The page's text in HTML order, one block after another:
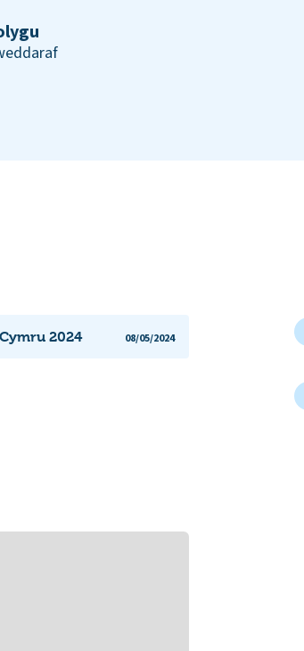
2024 08/05/2024